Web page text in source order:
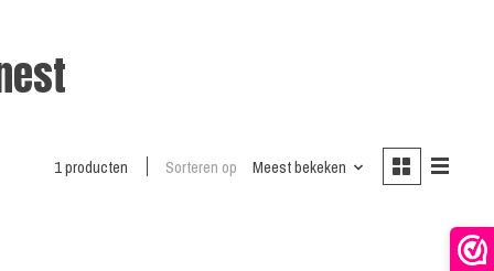
1 producten Sorteren op Meest bekeken